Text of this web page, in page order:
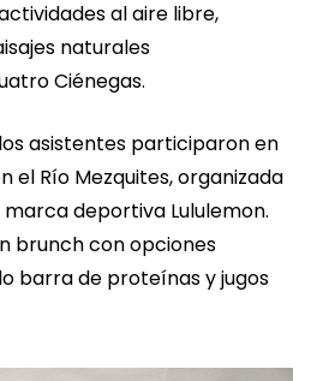
al aire libre,
naturales
Ciénegas.
asistentes participaron en
el Río Mezquites, organizada
deportiva Lululemon.
brunch con opciones
barra de proteínas y jugos